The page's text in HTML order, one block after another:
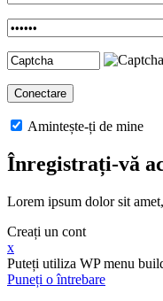
Amintește-ți de mine
Înregistrați-vă
Lorem ipsum dolor sit
Creați un cont
x
Puteți utiliza WP menu
Puneți o întrebare